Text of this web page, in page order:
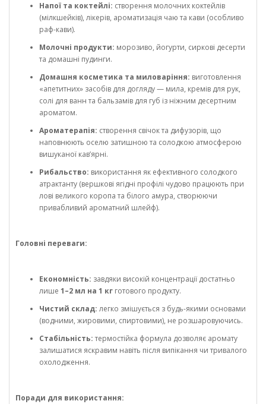
Напої та коктейлі: створення молочних коктейлів
(мілкшейків), лікерів, ароматизація чаю та кави (особливо
раф-кави).
Молочні продукти: морозиво, йогурти, сиркові десерти
та домашні пудинги.
Домашня косметика та миловаріння: виготовлення
«апетитних» засобів для догляду — мила, кремів для рук,
солі для ванн та бальзамів для губ із ніжним десертним
ароматом.
Ароматерапія: створення свічок та дифузорів, що
наповнюють оселю затишною та солодкою атмосферою
вишуканої кав’ярні.
Рибальство: використання як ефективного солодкого
атрактанту (вершкові ягідні профілі чудово працюють при
лові великого коропа та білого амура, створюючи
привабливий ароматний шлейф).
Головні переваги:
Економність: завдяки високій концентрації достатньо
лише 1–2 мл на 1 кг готового продукту.
Чистий склад: легко змішується з будь-якими основами
(водними, жировими, спиртовими), не розшаровуючись.
Стабільність:термостійка формула дозволяє аромату
залишатися яскравим навіть після випікання чи тривалого
охолодження.
Поради для використання: